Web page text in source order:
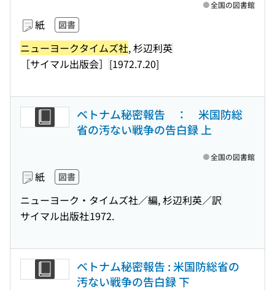
紙 図書
ニューヨークタイムズ社, 杉辺利英
［サイマル出版会］ [1972.7.20]
全国の図書館
ベトナム秘密報告 ： 米国防総
省の汚ない戦争の告白録 上
紙 図書
ニューヨーク・タイムズ社／編, 杉辺利英／訳
サイマル出版社1972.
全国の図書館
ベトナム秘密報告 : 米国防総省の
汚ない戦争の告白録 下